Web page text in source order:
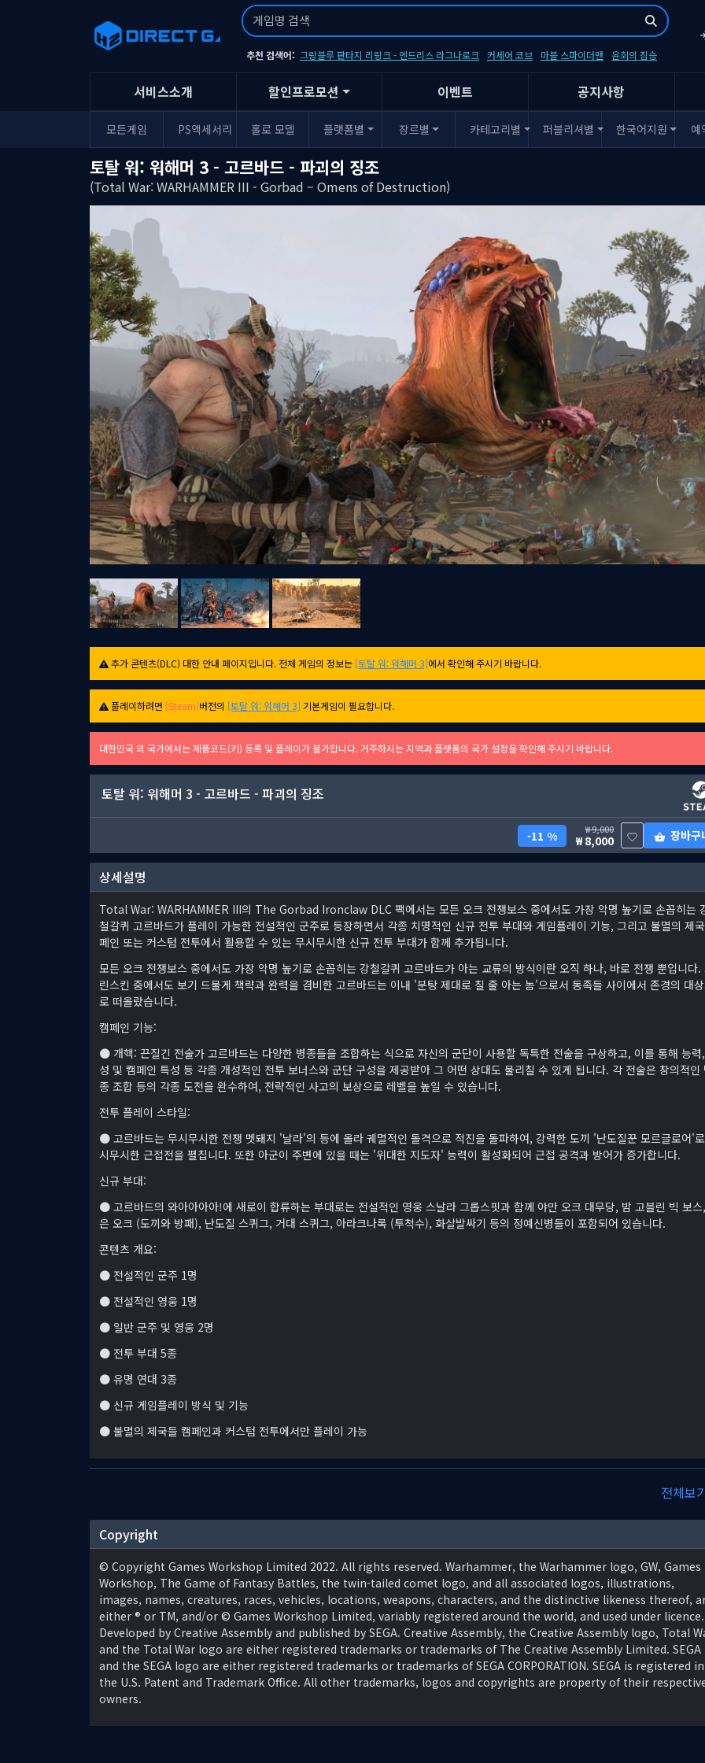
추천 검색어: 그랑블루 판타지 리링크 - 엔드리스 라그나로크 커세어 코브 마블 스파이더맨 윤회의 짐승
서비스소개 할인프로모션 이벤트 공지사항
모든게임 PS액세서리 홀로 모델 플랫폼별 장르별 카테고리별 퍼블리셔별 한국어지원 예
토탈 워: 워해머 3 - 고르바드 - 파괴의 징조
(Total War: WARHAMMER III - Gorbad – Omens of Destruction)
추가 콘텐츠(DLC) 대한 안내 페이지입니다. 전체 게임의 정보는 [토탈 워: 워해머 3]에서 확인해 주시기 바랍니다.
플레이하려면 [Steam]버전의 [토탈 워: 워해머 3] 기본게임이 필요합니다.
대한민국 외 국가에서는 제품코드(키) 등록 및 플레이가 불가합니다. 거주하시는 지역과 플랫폼의 국가 설정을 확인해 주시기 바랍니다.
토탈 워: 워해머 3 - 고르바드 - 파괴의 징조
11 % 9,000
8,000 장바구
상세설명
Total War: WARHAMMER III의 The Gorbad Ironclaw DLC 팩에서는 모든 오크 전쟁보스 중에서도 가장 악명 높기로 손꼽히는
철갈퀴 고르바드가 플레이 가능한 전설적인 군주로 등장하면서 각종 치명적인 신규 전투 부대와 게임플레이 기능, 그리고 불멸의 제
페인 또는 커스텀 전투에서 활용할 수 있는 무시무시한 신규 전투 부대가 함께 추가됩니다.
모든 오크 전쟁보스 중에서도 가장 악명 높기로 손꼽히는 강철갈퀴 고르바드가 아는 교류의 방식이란 오직 하나, 바로 전쟁 뿐입니다.
린스킨 중에서도 보기 드물게 책략과 완력을 겸비한 고르바드는 이내 '분탕 제대로 칠 줄 아는 놈'으로서 동족들 사이에서 존경의 대
로 떠올랐습니다.
캠페인 기능:
● 개핵: 끈질긴 전술가 고르바드는 다양한 병종들을 조합하는 식으로 자신의 군단이 사용할 독특한 전술을 구상하고, 이를 통해 능력
성 및 캠페인 특성 등 각종 개성적인 전투 보너스와 군단 구성을 제공받아 그 어떤 상대도 물리칠 수 있게 됩니다. 각 전술은 창의적인
종 조합 등의 각종 도전을 완수하여, 전략적인 사고의 보상으로 레벨을 높일 수 있습니다.
전투 플레이 스타일:
● 고르바드는 무시무시한 전쟁 멧돼지 '날라'의 등에 올라 궤멸적인 돌격으로 적진을 돌파하여, 강력한 도끼 '난도질꾼 모르글로어'
시무시한 근접전을 펼칩니다. 또한 아군이 주변에 있을 때는 '위대한 지도자' 능력이 활성화되어 근접 공격과 방어가 증가합니다.
신규 부대:
● 고르바드의 와아아아아!에 새로이 합류하는 부대로는 전설적인 영웅 스날라 그롭스핏과 함께 야만 오크 대무당, 밤 고블린 빅 보스
은 오크 (도끼와 방패), 난도질 스퀴그, 거대 스퀴그, 아라크나록 (투척수), 화살발싸기 등의 정예신병들이 포함되어 있습니다.
콘텐츠 개요:
● 전설적인 군주 1명
● 전설적인 영웅 1명
● 일반 군주 및 영웅 2명
● 전투 부대 5종
● 유명 연대 3종
● 신규 게임플레이 방식 및 기능
● 불멸의 제국들 캠페인과 커스텀 전투에서만 플레이 가능
전체보
Copyright
© Copyright Games Workshop Limited 2022. All rights reserved. Warhammer, the Warhammer logo, GW, Games
Workshop, The Game of Fantasy Battles, the twin-tailed comet logo, and all associated logos, illustrations,
images, names, creatures, races, vehicles, locations, weapons, characters, and the distinctive likeness thereof,
either ® or TM, and/or © Games Workshop Limited, variably registered around the world, and used under licence.
Developed by Creative Assembly and published by SEGA. Creative Assembly, the Creative Assembly logo, Total
and the Total War logo are either registered trademarks or trademarks of The Creative Assembly Limited. SEGA
and the SEGA logo are either registered trademarks or trademarks of SEGA CORPORATION. SEGA is registered in
the U.S. Patent and Trademark Office. All other trademarks, logos and copyrights are property of their
owners.